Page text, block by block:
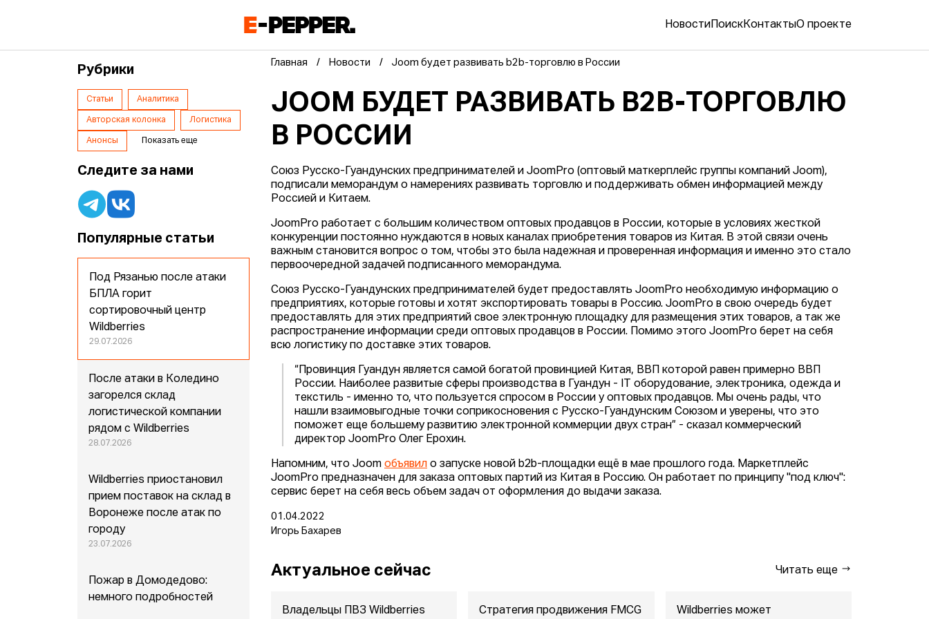
Новости ПоискКонтактыО проекте
Главная Новости Joom будет развивать b2b-торговлю в России
JOOM БУДЕТ РАЗВИВАТЬ B2B-ТОРГОВЛЮ
В РОССИИ
Союз Русско-Гуандунских предпринимателей и JoomPro (оптовый маткерплейс группы компаний Joom),
подписали меморандум о намерениях развивать торговлю и поддерживать обмен информацией между
Россией и Китаем.
JoomPro работает с большим количеством оптовых продавцов в России, которые в условиях жесткой
конкуренции постоянно нуждаются в новых каналах приобретения товаров из Китая. В этой связи очень
важным становится вопрос о том, чтобы это была надежная и проверенная информация и именно это стало
первоочередной задачей подписанного меморандума.
Союз Русско-Гуандунских предпринимателей будет предоставлять JoomPro необходимую информацию о
предприятиях, которые готовы и хотят экспортировать товары в Россию. JoomPro в свою очередь будет
предоставлять для этих предприятий свое электронную площадку для размещения этих товаров, а так же
распространение информации среди оптовых продавцов в России. Помимо этого JoomPro берет на себя
всю логистику по доставке этих товаров.
“Провинция Гуандун является самой богатой провинцией Китая, ВВП которой равен примерно ВВП
России. Наиболее развитые сферы производства в Гуандун - IT оборудование, электроника, одежда и
текстиль - именно то, что пользуется спросом в России у оптовых продавцов. Мы очень рады, что
нашли взаимовыгодные точки соприкосновения с Русско-Гуандунским Союзом и уверены, что это
поможет еще большему развитию электронной коммерции двух стран” - сказал коммерческий
директор JoomPro Олег Ерохин.
Напомним, что Joomобъявил о запуске новой b2b-площадки ещё в мае прошлого года. Маркетплейc
JoomPro предназначен для заказа оптовых партий из Китая в Россию. Он работает по принципу "под ключ":
сервис берет на себя весь объем задач от оформления до выдачи заказа.
01.04.2022
Игорь Бахарев
Актуальное сейчас Читать еще
Владельцы ПВЗ Wildberries Стратегия продвижения FMCG Wildberries может
Рубрики
Статьи Аналитика
Авторская колонка Логистика
Анонсы Показать еще
Следите за нами
Популярные статьи
Под Рязанью после атаки
БПЛА горит
сортировочный центр
Wildberries
29.07.2026
После атаки в Коледино
загорелся склад
логистической компании
рядом с Wildberries
28.07.2026
Wildberries приостановил
прием поставок на склад в
Воронеже после атак по
городу
23.07.2026
Пожар в Домодедово:
немного подробностей